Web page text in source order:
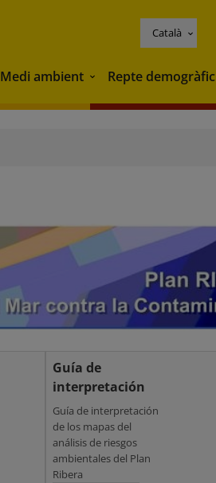
Català
Medi ambient Medi ambient
Repte demogràfic
Guía de
interpretación
Guía de interpretación
de los mapas del
análisis de riesgos
ambientales del Plan
Ribera